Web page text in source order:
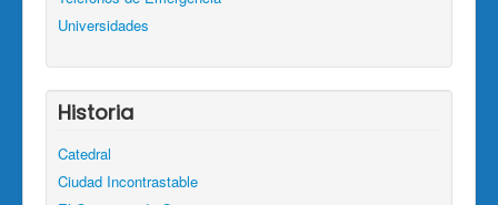
Universidades
Historia
Catedral
Ciudad Incontrastable